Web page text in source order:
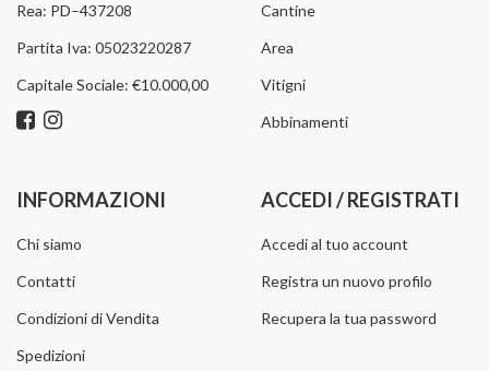
Rea: PD–437208
Partita Iva: 05023220287
Capitale Sociale: €10.000,00
Cantine
Area
Vitigni
Abbinamenti
INFORMAZIONI
Chi siamo
Contatti
Condizioni di Vendita
Spedizioni
ACCEDI / REGISTRATI
Accedi al tuo account
Registra un nuovo profilo
Recupera la tua password